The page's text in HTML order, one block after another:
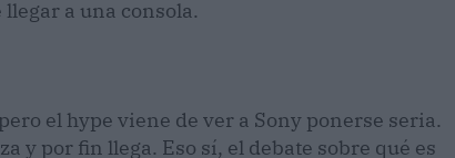
a una consola.
el hype viene de ver a Sony ponerse seria.
y por fin llega. Eso sí, el debate sobre qué es